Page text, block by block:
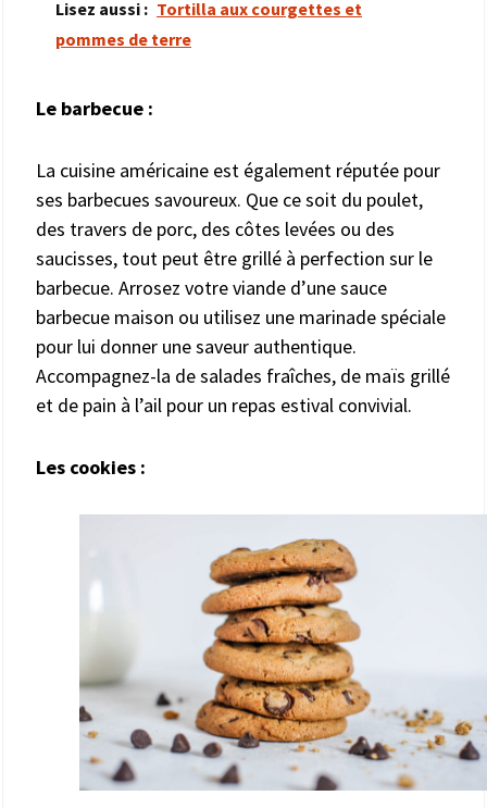
Lisez aussi : Tortilla aux courgettes et
pommes de terre
Le barbecue :
La cuisine américaine est également réputée pour
ses barbecues savoureux. Que ce soit du poulet,
des travers de porc, des côtes levées ou des
saucisses, tout peut être grillé à perfection sur le
barbecue. Arrosez votre viande d’une sauce
barbecue maison ou utilisez une marinade spéciale
pour lui donner une saveur authentique.
Accompagnez-la de salades fraîches, de maïs grillé
et de pain à l’ail pour un repas estival convivial.
Les cookies :